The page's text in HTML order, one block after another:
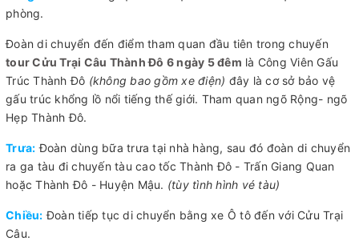
phòng.
Đoàn di chuyển đến điểm tham quan đầu tiên trong chuyến
tour Cửu Trại Câu Thành Đô 6 ngày 5 đêm là Công Viên Gấu
Trúc Thành Đô (không bao gồm xe điện) đây là cơ sở bảo vệ
gấu trúc khổng lồ nổi tiếng thế giới. Tham quan ngõ Rộng- ngõ
Hẹp Thành Đô.
Trưa: Đoàn dùng bữa trưa tại nhà hàng, sau đó đoàn di chuyển
ra ga tàu đi chuyến tàu cao tốc Thành Đô - Trấn Giang Quan
hoặc Thành Đô - Huyện Mậu. (tùy tình hình vé tàu)
Chiều: Đoàn tiếp tục di chuyển bằng xe Ô tô đến với Cửu Trại
Câu.